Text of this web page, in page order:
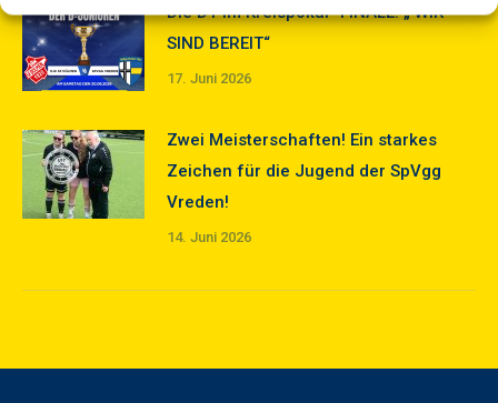
Die D1 im Kreispokal- FINALE! „ WIR
SIND BEREIT“
17. Juni 2026
Zwei Meisterschaften! Ein starkes
Zeichen für die Jugend der SpVgg
Vreden!
14. Juni 2026